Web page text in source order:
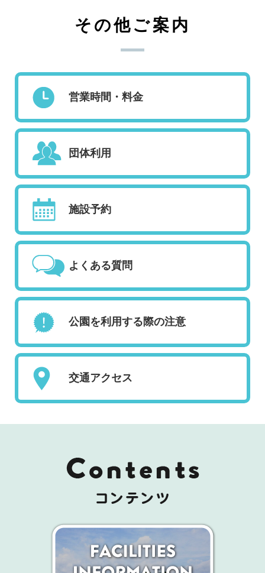
その他ご案内
営業時間・料金
団体利用
施設予約
よくある質問
公園を利用する際の注意
交通アクセス